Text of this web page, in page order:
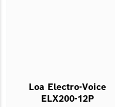
Loa Electro-Voice
ELX200-12P